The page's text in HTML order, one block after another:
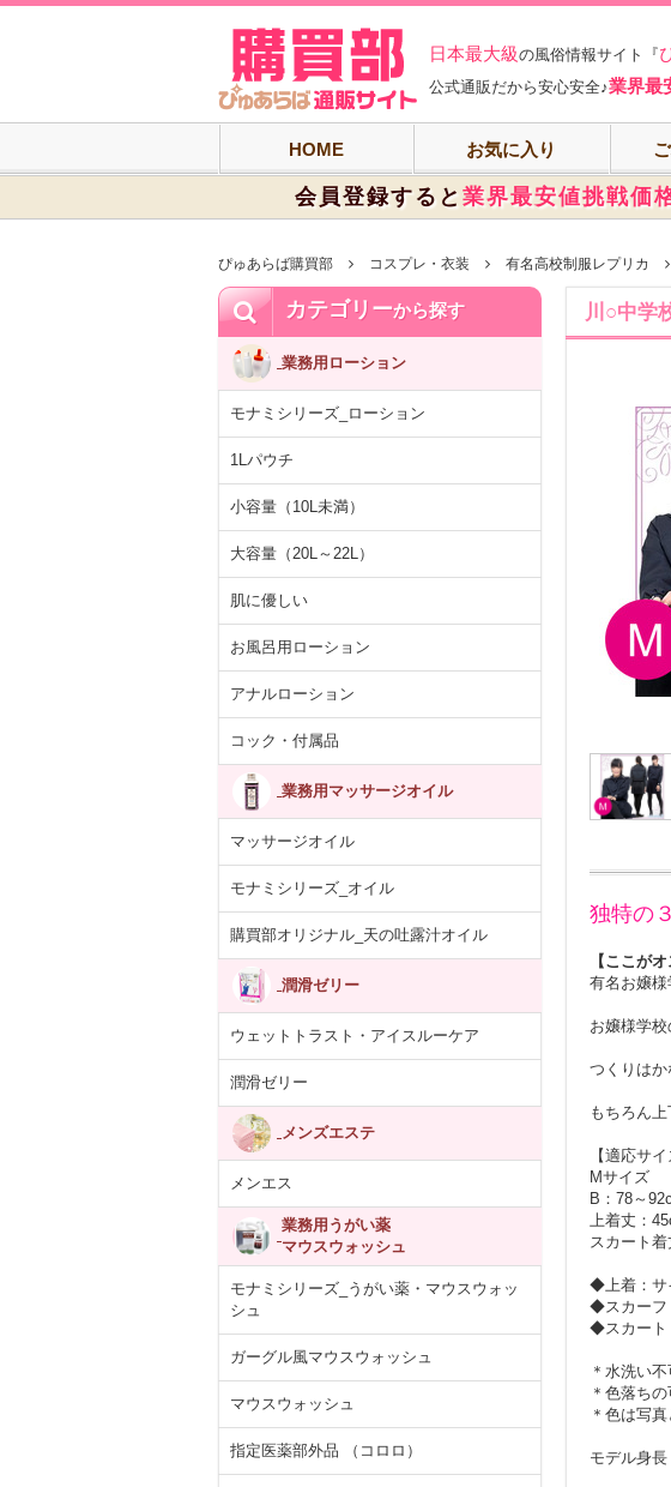
日本最大級の風俗情報サイト『
公式通販だから安心安全♪業界最
HOME お気に入り
会員登録すると 業界最安値挑戦価
ぴゅあらば購買部 コスプレ・衣装 有名高校制服レプリカ
カテゴリーから探す
業務用ローション
モナミシリーズ_ローション
1Lパウチ
小容量（10L未満）
大容量（20L～22L）
肌に優しい
お風呂用ローション
アナルローション
コック・付属品
業務用マッサージオイル
マッサージオイル
モナミシリーズ_オイル
購買部オリジナル_天の吐露汁オイル
潤滑ゼリー
ウェットトラスト・アイスルーケア
潤滑ゼリー
メンズエステ
メンエス
業務用うがい薬
マウスウォッシュ
モナミシリーズ_うがい薬・マウスウォッ
シュ
ガーグル風マウスウォッシュ
マウスウォッシュ
指定医薬部外品 （コロロ）
川○中学
独特の
【ここが
有名お嬢
お嬢様学
つくりは
もちろん
【適応サイ
Mサイズ
B：78～
上着丈：
スカート
◆上着：サ
◆スカーフ
◆スカート
＊水洗い
＊色落ち
＊色は写
モデル身